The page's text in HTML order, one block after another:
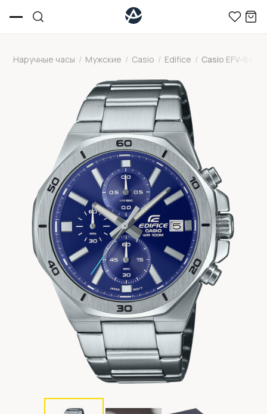
Наручные часы / Мужские / Casio / Edifice / Casio EFV-